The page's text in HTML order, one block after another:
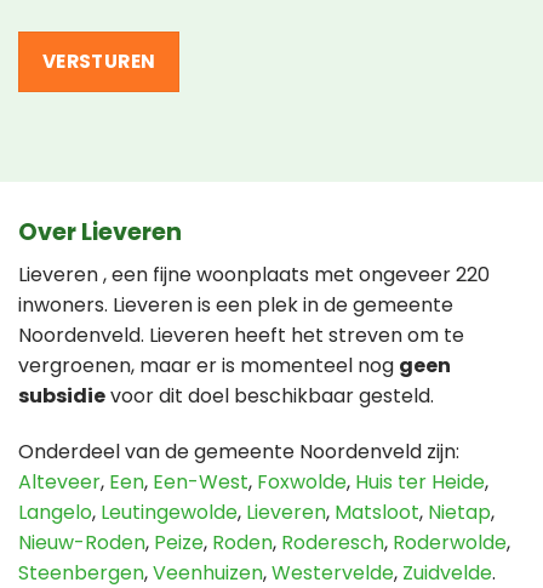
Over Lieveren
Lieveren , een fijne woonplaats met ongeveer 220
inwoners. Lieveren is een plek in de gemeente
Noordenveld. Lieveren heeft het streven om te
vergroenen, maar er is momenteel nog geen
subsidievoor dit doel beschikbaar gesteld.
Onderdeel van de gemeente Noordenveld zijn:
Alteveer, Een, Een-West, Foxwolde, Huis ter Heide,
Langelo, Leutingewolde, Lieveren, Matsloot, Nietap,
Nieuw-Roden, Peize, Roden, Roderesch, Roderwolde,
Steenbergen,Veenhuizen,Westervelde, Zuidvelde.